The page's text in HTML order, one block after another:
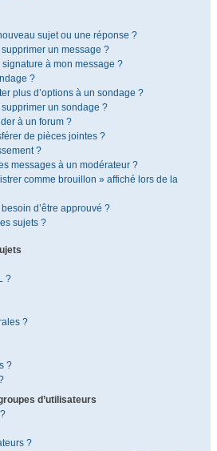
sujet ou une réponse ?
un message ?
à mon message ?
?
plus d’options à un sondage ?
un sondage ?
à un forum ?
de pièces jointes ?
?
messages à un modérateur ?
comme brouillon » affiché lors de la
d’être approuvé ?
sujets ?
?
?
?
d’utilisateurs
?